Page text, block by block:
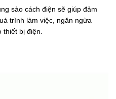
sào cách điện sẽ giúp đảm
trình làm việc, ngăn ngừa
thiết bị điện.